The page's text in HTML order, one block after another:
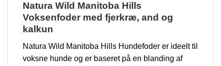
Natura Wild Manitoba Hills
Voksenfoder med fjerkræ, and og
kalkun
Natura Wild Manitoba Hills Hundefoder er ideelt til
voksne hunde og er baseret på en blanding af